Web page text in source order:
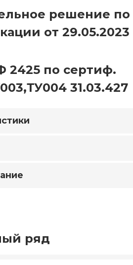
решение по
от 29.05.2023
2425 по сертиф.
31.03.427
ряд